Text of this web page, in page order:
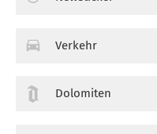
Verkehr
Dolomiten